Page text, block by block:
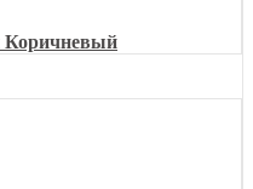
Коричневый